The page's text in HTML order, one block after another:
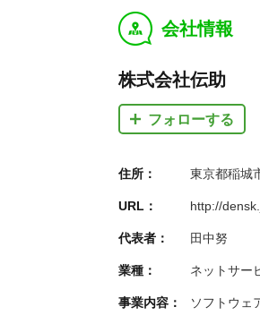
y 会社情報
株式会社伝助
フォローする
住所： 東京都稲城
URL： http://
代表者： 田中努
業種： ネットサー
事業内容： ソフトウェ